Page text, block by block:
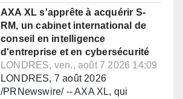
AXA XL s'apprête à acquérir S-
RM, un cabinet international de
conseil en intelligence
d'entreprise et en cybersécurité
LONDRES, ven., août 7 2026 14:09
LONDRES, 7 août 2026
/PRNewswire/ -- AXA XL, qui